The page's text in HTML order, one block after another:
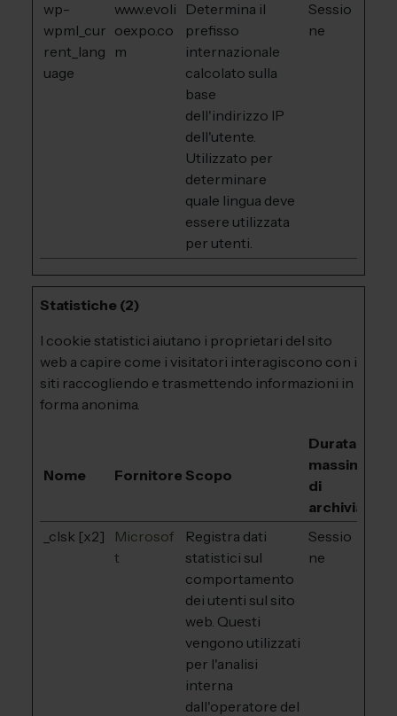
wp-
wpml_cur
rent_lang
uage
www.evoli
oexpo.co
m
Determina il
prefisso
internazionale
calcolato sulla
base
dell'indirizzo IP
dell'utente.
Utilizzato per
determinare
quale lingua deve
essere utilizzata
per utenti.
Sessio
ne
Statistiche (2)
I cookie statistici aiutano i proprietari del sito
web a capire come i visitatori interagiscono con i
siti raccogliendo e trasmettendo informazioni in
forma anonima.
Nome Fornitore Scopo
Durata
massima
di
_clsk [x2]
Microsof
t
Registra dati
statistici sul
comportamento
dei utenti sul sito
web. Questi
vengono utilizzati
per l'analisi
interna
dall'operatore del
Sessio
ne